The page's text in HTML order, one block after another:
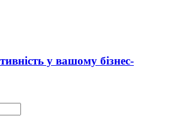
у вашому бізнес-